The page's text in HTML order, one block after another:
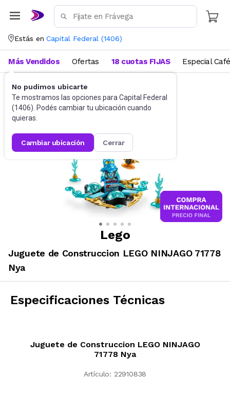
Estás en Capital Federal (1406)
No pudimos ubicarte
Te mostramos las opciones para Capital Federal
(1406). Podés cambiar tu ubicación cuando
quieras.
cambiar ubicación cerrar
Más Vendidos Ofertas 18 cuotas FIJAS Especial Café
Juguetes y Juegos
Lego
Juguete de Construccion LEGO NINJAGO 71778
Nya
Especificaciones Técnicas
Juguete de Construccion LEGO NINJAGO
71778 Nya
Artículo: 22910838